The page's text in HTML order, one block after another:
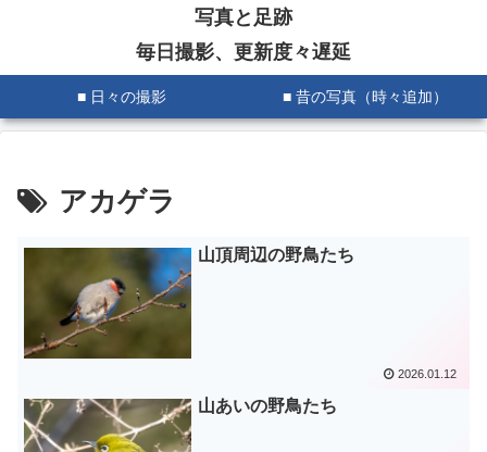
写真と足跡
毎日撮影、更新度々遅延
■ 日々の撮影 ■ 昔の写真（時々追加）
アカゲラ
山頂周辺の野鳥たち
2026.01.12
山あいの野鳥たち